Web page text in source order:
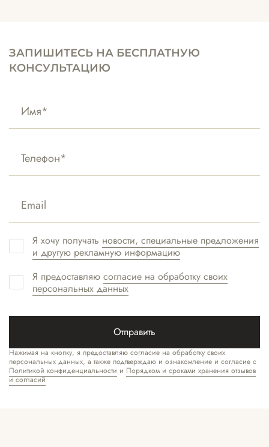
ЗАПИШИТЕСЬ НА БЕСПЛАТНУЮ
КОНСУЛЬТАЦИЮ
Я хочу получать новости, специальные предложения
и другую рекламную информацию
Я предоставляю согласие на обработку своих
персональных данных
Отправить
Нажимая на кнопку, я предоставляю согласие на обработку своих
персональных данных, а также подтверждаю и ознакомление и согласие с
Политикой конфиденциальности и Порядком и сроками хранения отзывов
и согласий